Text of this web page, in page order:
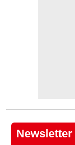
Newsletter